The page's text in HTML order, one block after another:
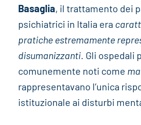
Basaglia, il trattamento dei
psichiatrici in Italia era
pratiche estremamente
disumanizzanti. Gli ospedali
comunemente noti come
rappresentavano l’unica
istituzionale ai disturbi